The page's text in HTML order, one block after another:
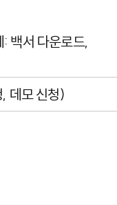
백서 다운로드,
데모 신청)